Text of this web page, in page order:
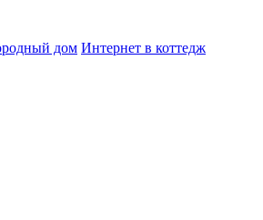
дом Интернет в коттедж